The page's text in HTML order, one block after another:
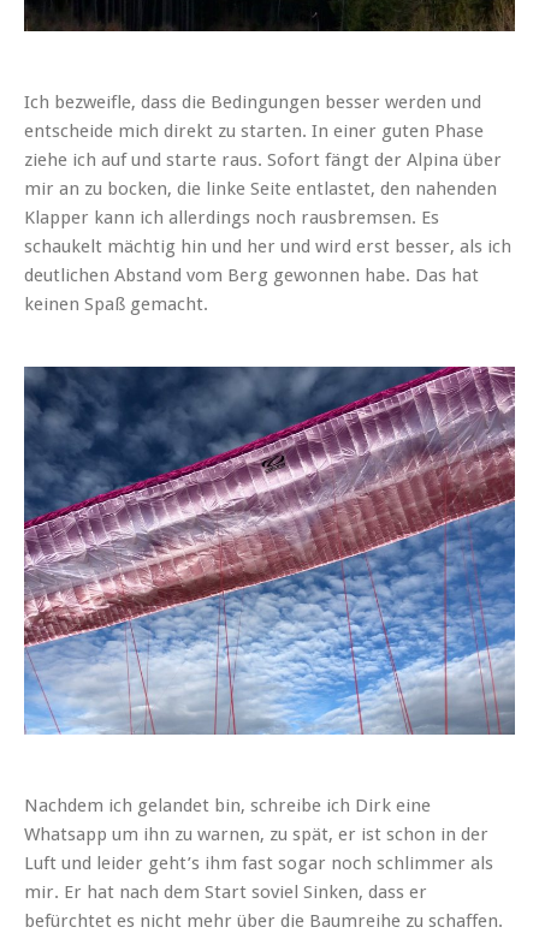
Ich bezweifle, dass die Bedingungen besser werden und
entscheide mich direkt zu starten. In einer guten Phase
ziehe ich auf und starte raus. Sofort fängt der Alpina über
mir an zu bocken, die linke Seite entlastet, den nahenden
Klapper kann ich allerdings noch rausbremsen. Es
schaukelt mächtig hin und her und wird erst besser, als ich
deutlichen Abstand vom Berg gewonnen habe. Das hat
keinen Spaß gemacht.
Nachdem ich gelandet bin, schreibe ich Dirk eine
Whatsapp um ihn zu warnen, zu spät, er ist schon in der
Luft und leider geht’s ihm fast sogar noch schlimmer als
mir. Er hat nach dem Start soviel Sinken, dass er
befürchtet es nicht mehr über die Baumreihe zu schaffen.